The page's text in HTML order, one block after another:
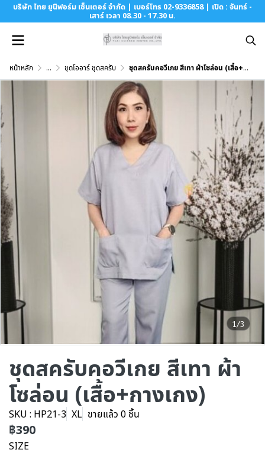
บริษัท ไทย ยูนิฟอร์ม เซ็นเตอร์ จำกัด | เบอร์โทร 02-9336858 | เปิด : จันทร์ -
เสาร์ เวลา 08.30 - 17.30 น.
หน้าหลัก ... ชุดโออาร์ ชุดสครับ ชุดสครับคอวีเกย สีเทา ผ้าโซล่อน (เสื้อ+กางเกง)
1/3
ชุดสครับคอวีเกย สีเทา ผ้า
โซล่อน (เสื้อ+กางเกง)
SKU : HP21-3 XL ขายแล้ว 0 ชิ้น
฿390
SIZE